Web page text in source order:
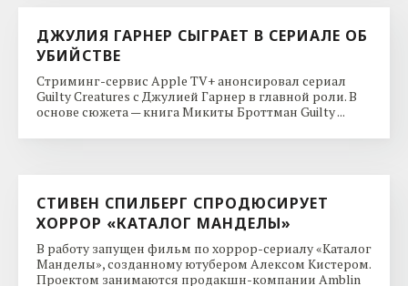
ДЖУЛИЯ ГАРНЕР СЫГРАЕТ В СЕРИАЛЕ ОБ
УБИЙСТВЕ
Стриминг-сервис Apple TV+ анонсировал сериал
Guilty Creatures с Джулией Гарнер в главной роли. В
основе сюжета — книга Микиты Броттман Guilty ...
СТИВЕН СПИЛБЕРГ СПРОДЮСИРУЕТ
ХОРРОР «КАТАЛОГ МАНДЕЛЫ»
В работу запущен фильм по хоррор-сериалу «Каталог
Манделы», созданному ютубером Алексом Кистером.
Проектом занимаются продакшн-компании Amblin